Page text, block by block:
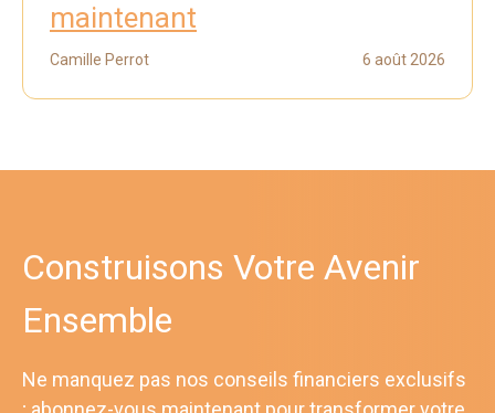
maintenant
Camille Perrot 6 août 2026
Construisons Votre Avenir
Ensemble
Ne manquez pas nos conseils financiers exclusifs